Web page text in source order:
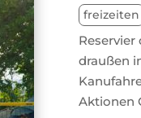
freizeiten
draußen
Aktionen